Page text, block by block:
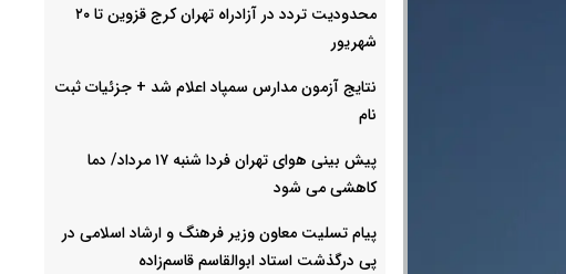
محدودیت تردد در آزادراه تهران کرج قزوین تا ۲۰
شهریور
نتایج آزمون مدارس سمپاد اعلام شد + جزئیات ثبت
نام
پیش بینی هوای تهران فردا شنبه ۱۷ مرداد/ دما
کاهشی می شود
پیام تسلیت معاون وزیر فرهنگ و ارشاد اسلامی در
پی درگذشت استاد ابوالقاسم قاسم‌زاده